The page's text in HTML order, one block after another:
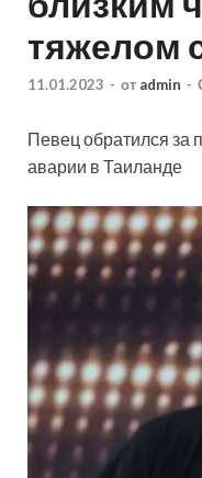
тяжелом
11.01.2023 - от admin -
Певец обратился за
аварии в Таиланде